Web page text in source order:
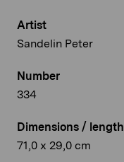
Artist
Sandelin Peter
Number
334
Dimensions / length
71,0 x 29,0 cm